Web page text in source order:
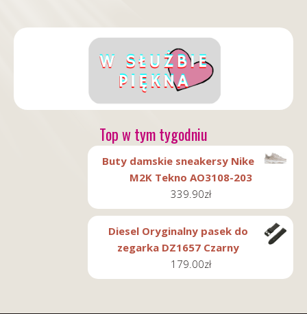
Top w tym tygodniu
Buty damskie sneakersy Nike
M2K Tekno AO3108-203
339.90zł
Diesel Oryginalny pasek do
zegarka DZ1657 Czarny
179.00zł